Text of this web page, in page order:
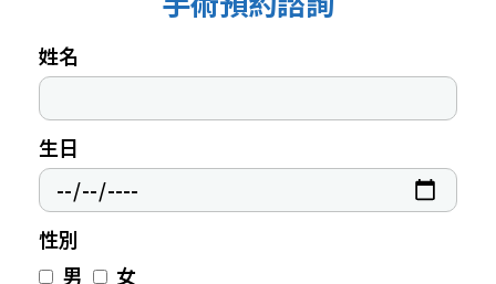
姓名
生日
性別
男
女